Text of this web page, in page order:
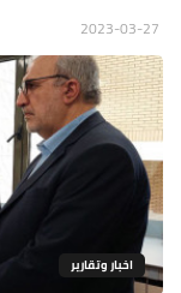
اخبار وتقارير